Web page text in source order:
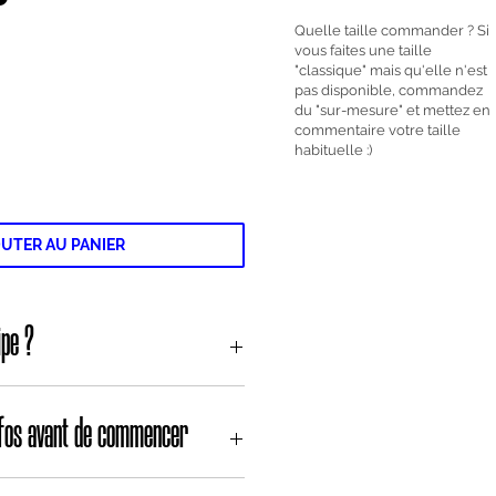
AU PANIER
?
ce kit sont upcyclées,
de jeans. Pour en savoir
à la collecte, n’hésite pas à
de jean !
avant de commencer
Quelle taille commander ? Si
vous faites une taille
"classique" mais qu'elle n'est
pas disponible, commandez
du "sur-mesure" et mettez en
commentaire votre taille
habituelle :)